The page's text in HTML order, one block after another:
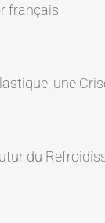
français
une
du